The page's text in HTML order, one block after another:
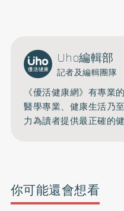
Uho編輯部
記者及編輯團隊
《優活健康網》有專業
醫學專業、健康生活乃
力為讀者提供最正確的
你可能還會想看